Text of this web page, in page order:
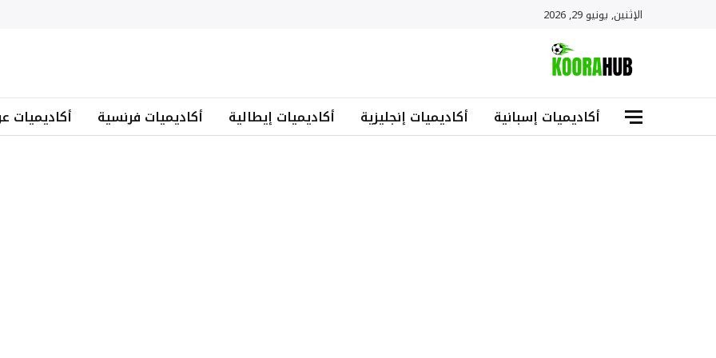
الإثنين, يونيو 29, 2026
أكاديميات إسبانية أكاديميات إنجليزية أكاديميات إيطالية أكاديميات فرنسية أكاديميات